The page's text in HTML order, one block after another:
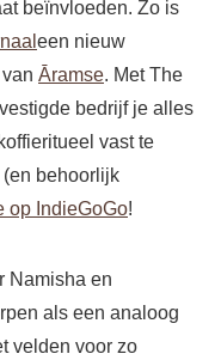
beïnvloeden. Zo is
een nieuw
Āramse. Met The
bedrijf je alles
vast te
(en behoorlijk
op IndieGoGo!
Namisha en
als een analoog
velden voor zo